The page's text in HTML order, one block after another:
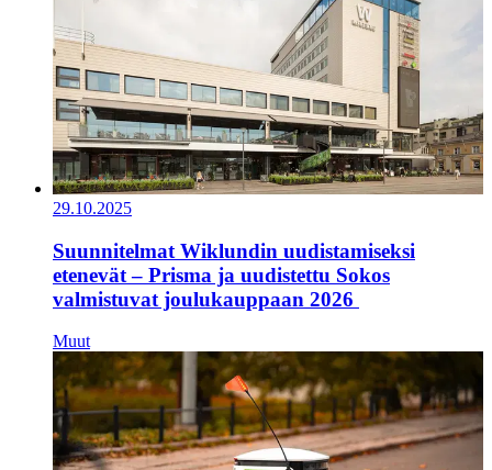
29.10.2025
Suunnitelmat Wiklundin uudistamiseksi
etenevät – Prisma ja uudistettu Sokos
valmistuvat joulukauppaan 2026
Muut